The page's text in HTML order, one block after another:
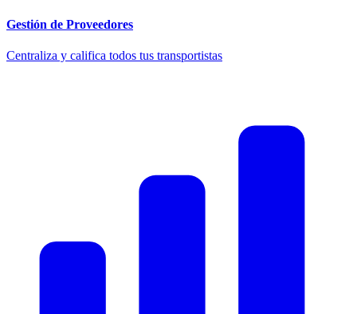
Gestión de Proveedores
Centraliza y califica todos tus transportistas